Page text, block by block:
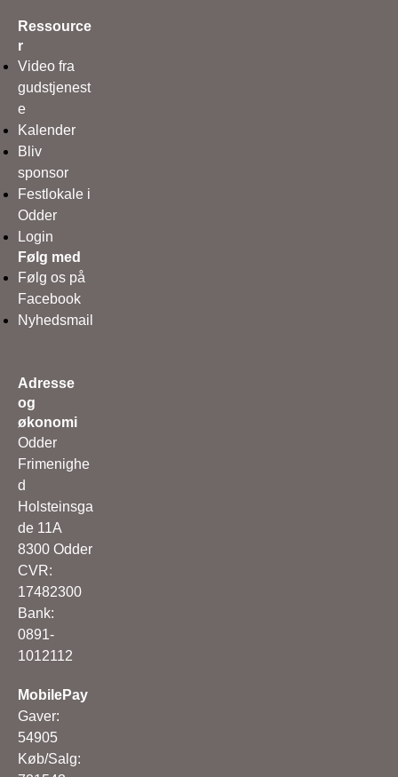
Ressource
r
Video fra
gudstjenest
e
Kalender
Bliv
sponsor
Festlokale i
Odder
Login
Følg med
Følg os på
Facebook
Nyhedsmail
Adresse
og
økonomi
Odder
Frimenighe
d
Holsteinsga
de 11A
8300 Odder
CVR:
17482300
Bank:
0891-
1012112
MobilePay
Gaver:
54905
Køb/Salg: